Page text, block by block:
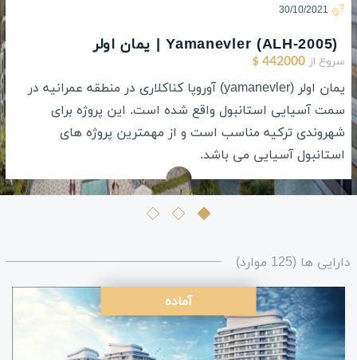
30/10/2021
(ALH-2005) Yamanevler | یمان اولر
سروع از 442000 $
یمان اولر (yamanevler) آوروپا کناکلاری در منطقه عمرانیه در
سمت آسیایی استانبول واقع شده است. این پروژه برای
شهروندی ترکیه مناسب است و از مهمترین پروژه های
استانبول آسیایی می باشد.
دارایی ها (125 موارد)
آماده